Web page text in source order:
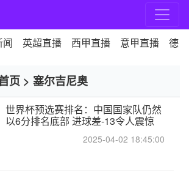
闻 英超直播 西甲直播 意甲直播 德
页 > 塞尔吉尼奥
世界杯预选赛排名：中国国家队仍然
以6分排名底部 进球差-13令人震惊
2025-04-02 18:45:00